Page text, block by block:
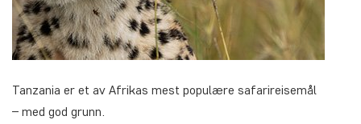
Tanzania er et av Afrikas mest populære safarireisemål
– med god grunn.